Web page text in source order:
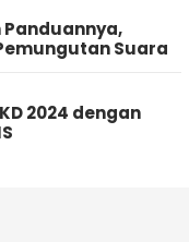
Suara
2024 dengan